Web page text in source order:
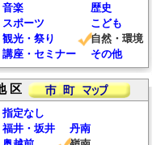
音楽
歴史
スポーツ
こども
観光・祭り
自然・環境
講座・セミナー
その他
区
指定なし
福井・坂井
丹南